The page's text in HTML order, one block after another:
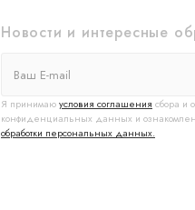
Новости и интересные
Я принимаюусловия соглашения сбора и
конфиденциальных данных и
обработки персональных данных.